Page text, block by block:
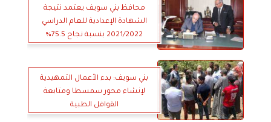
محافظ بني سويف يعتمد نتيجة
الشهادة الإعدادية للعام الدراسي
2021/2022 بنسبة نجاح 75.5%
بني سويف: بدء الأعمال التمهيدية
لإنشاء محور سمسطا ومتابعة
القوافل الطبية